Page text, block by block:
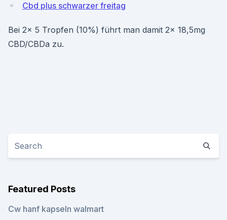
Cbd plus schwarzer freitag
Bei 2x 5 Tropfen (10%) führt man damit 2x 18,5mg
CBD/CBDa zu.
Featured Posts
Cw hanf kapseln walmart